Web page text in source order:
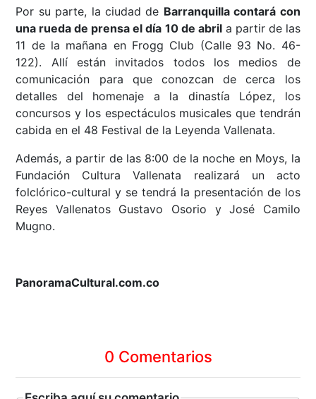
Por su parte, la ciudad de Barranquilla contará con
una rueda de prensa el día 10 de abrila partir de las
11 de la mañana en Frogg Club (Calle 93 No. 46-
122). Allí están invitados todos los medios de
comunicación para que conozcan de cerca los
detalles del homenaje a la dinastía López, los
concursos y los espectáculos musicales que tendrán
cabida en el 48 Festival de la Leyenda Vallenata.
Además, a partir de las 8:00 de la noche en Moys, la
Fundación Cultura Vallenata realizará un acto
folclórico-cultural y se tendrá la presentación de los
Reyes Vallenatos Gustavo Osorio y José Camilo
Mugno.
PanoramaCultural.com.co
0 Comentarios